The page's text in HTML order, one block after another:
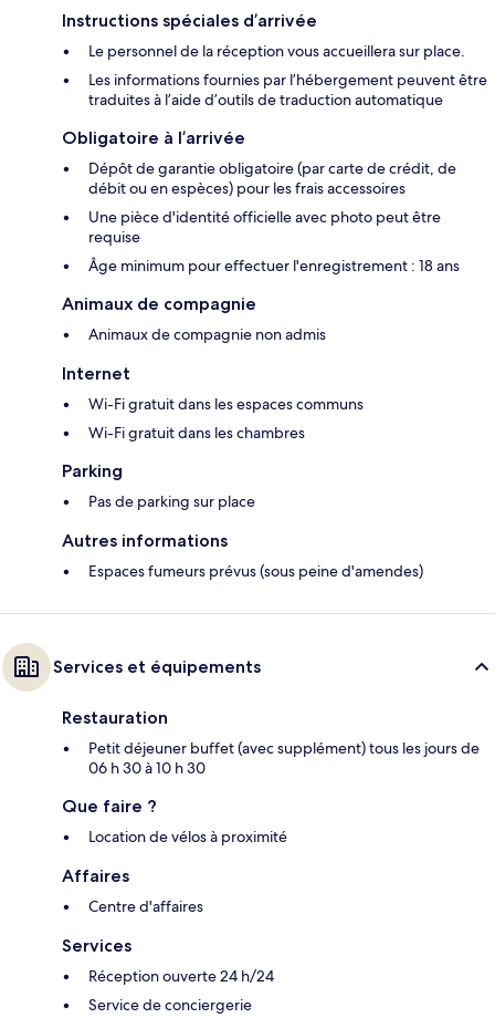
Instructions spéciales d’arrivée
Le personnel de la réception vous accueillera sur place.
Les informations fournies par l’hébergement peuvent être
traduites à l’aide d’outils de traduction automatique
Obligatoire à l’arrivée
Dépôt de garantie obligatoire (par carte de crédit, de
débit ou en espèces) pour les frais accessoires
Une pièce d'identité officielle avec photo peut être
requise
Âge minimum pour effectuer l'enregistrement : 18 ans
Animaux de compagnie
Animaux de compagnie non admis
Internet
Wi-Fi gratuit dans les espaces communs
Wi-Fi gratuit dans les chambres
Parking
Pas de parking sur place
Autres informations
Espaces fumeurs prévus (sous peine d'amendes)
Services et équipements
Restauration
Petit déjeuner buffet (avec supplément) tous les jours de
06 h 30 à 10 h 30
Que faire ?
Location de vélos à proximité
Affaires
Centre d'affaires
Services
Réception ouverte 24 h/24
Service de conciergerie